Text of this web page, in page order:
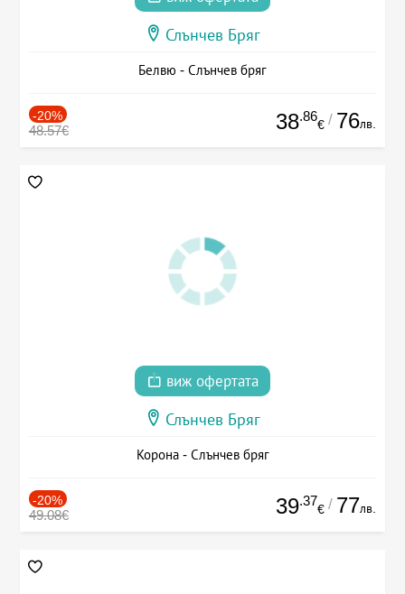
Слънчев Бряг
Белвю - Слънчев бряг
-20%
48.57€ 38.86
€ / 76лв.
виж офертата
Слънчев Бряг
Корона - Слънчев бряг
-20%
49.08€ 39.37
€ / 77лв.